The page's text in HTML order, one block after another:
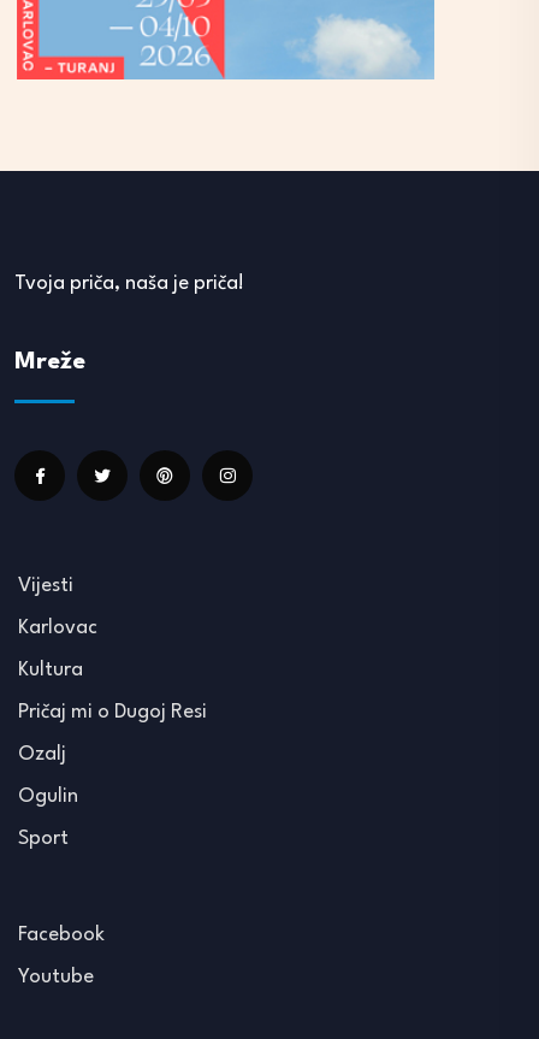
Tvoja priča, naša je priča!
Mreže
Vijesti
Karlovac
Kultura
Pričaj mi o Dugoj Resi
Ozalj
Ogulin
Sport
Facebook
Youtube